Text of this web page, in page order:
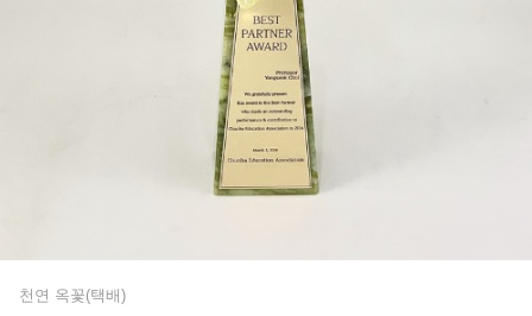
천연 옥꽃(택배)